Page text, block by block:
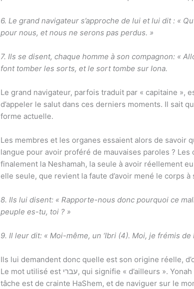
6. Le grand navigateur s’approche de lui et lui dit : «
pour nous, et nous ne serons pas perdus. »
7. Ils se disent, chaque homme à son compagnon: «
font tomber les sorts, et le sort tombe sur Iona.
Le grand navigateur, parfois traduit par « capitaine
d’appeler le salut dans ces derniers moments. Il sait
forme actuelle.
Les membres et les organes essaient alors de
langue pour avoir proféré de mauvaises paroles ?
finalement la Neshamah, la seule à avoir réellement
elle seule, que revient la faute d’avoir mené le corps à
8. Ils lui disent: « Rapporte-nous donc pourquoi ce
peuple es-tu, toi ? »
9. Il leur dit: « Moi-même, un ‘Ibri (4). Moi, je frémis
Ils lui demandent donc quelle est son origine réelle,
Le mot utilisé est עברי, qui signifie « d’ailleurs ». Yonah révèle donc qu’il vient « d’ailleurs » que ce monde, d’au-delà, du Jardin d’Éden. Sa
tâche est de crainte HaShem, et de naviguer sur le